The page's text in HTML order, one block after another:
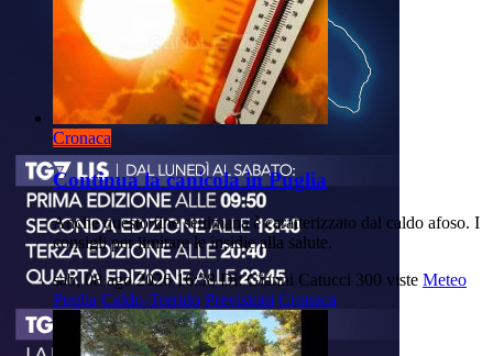
Cronaca
Continua la canicola in Puglia
Anche questo fine settimana è caratterizzato dal caldo afoso. I
consigli per limitare le insidie alla salute.
sab, 08 ago 2026 16:38 Di: Gianni Catucci 300 viste Meteo
Puglia Caldo-Torrido Previsioni Cronaca